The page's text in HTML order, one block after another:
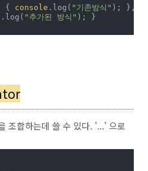
{ console .log( "기존방식" ); },
.log( "추가된 방식" ); }
조합하는데 쓸 수 있다. '...' 으로